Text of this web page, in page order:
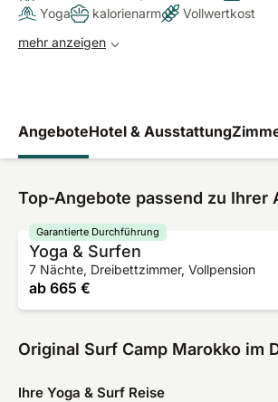
Yoga
kalorienarm
Vollwertkost
mehr anzeigen
AngeboteHotel & Ausstattung
Top-Angebote passend zu Ihrer
Yoga & Surfen
7 Nächte, Dreibettzimmer, Vollpension
ab 665 €
Garantierte Durchführung
Original Surf Camp Marokko im
Ihre Yoga & Surf Reise